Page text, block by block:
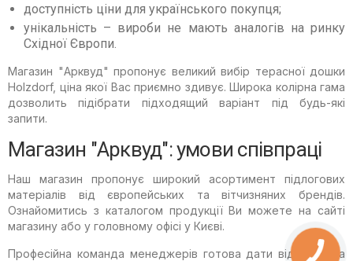
доступність ціни для українського покупця;
унікальність – вироби не мають аналогів на ринку
Східної Європи.
Магазин "Арквуд" пропонує великий вибір терасної дошки
Holzdorf, ціна якої Вас приємно здивує. Широка колірна гама
дозволить підібрати підходящий варіант під будь-які
запити.
Магазин "Арквуд": умови співпраці
Наш магазин пропонує широкий асортимент підлогових
матеріалів від європейських та вітчизняних брендів.
Ознайомитись з каталогом продукції Ви можете на сайті
магазину або у головному офісі у Києві.
Професійна команда менеджерів готова дати відповіді на